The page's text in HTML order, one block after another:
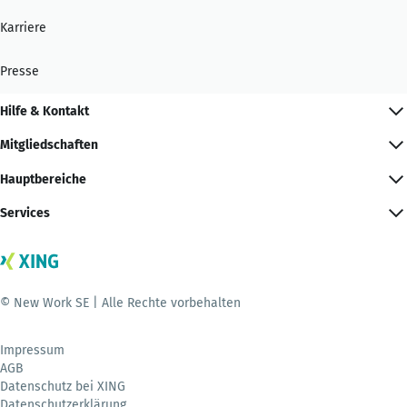
Karriere
Presse
Hilfe & Kontakt
Mitgliedschaften
Hauptbereiche
Services
© New Work SE | Alle Rechte vorbehalten
Impressum
AGB
Datenschutz bei XING